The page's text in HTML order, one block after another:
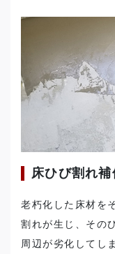
床ひび割れ補
老朽化した床材を
割れが生じ、その
周辺が劣化してし